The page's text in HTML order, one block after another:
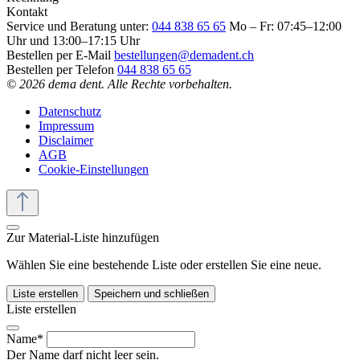
Kontakt
Service und Beratung unter: 044 838 65 65 Mo – Fr: 07:45–12:00
Uhr und 13:00–17:15 Uhr
Bestellen per E-Mail bestellungen@demadent.ch
Bestellen per Telefon 044 838 65 65
© 2026 dema dent. Alle Rechte vorbehalten.
Datenschutz
Impressum
Disclaimer
AGB
Cookie-Einstellungen
Zur Material-Liste hinzufügen
Wählen Sie eine bestehende Liste oder erstellen Sie eine neue.
Liste erstellen Speichern und schließen
Liste erstellen
Name*
Der Name darf nicht leer sein.